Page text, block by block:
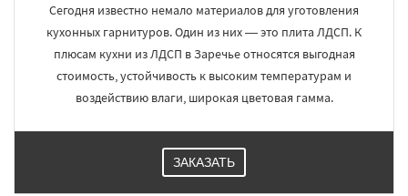
Сегодня известно немало материалов для уготовления
кухонных гарнитуров. Один из них — это плита ЛДСП. К
плюсам кухни из ЛДСП в Заречье относятся выгодная
стоимость, устойчивость к высоким температурам и
воздействию влаги, широкая цветовая гамма.
ЗАКАЗАТЬ